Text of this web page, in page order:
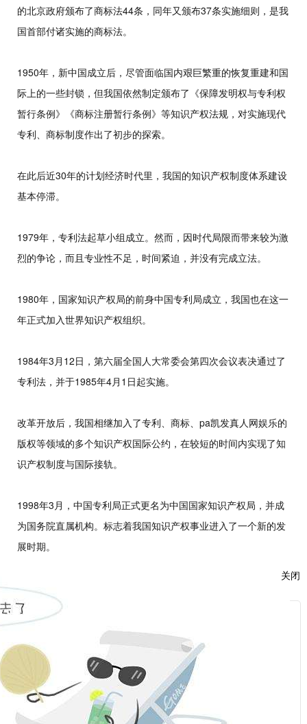
的北京政府颁布了商标法44条，同年又颁布37条实施细则，是我
国首部付诸实施的商标法。
1950年，新中国成立后，尽管面临国内艰巨繁重的恢复重建和国
际上的一些封锁，但我国依然制定颁布了《保障发明权与专利权
暂行条例》《商标注册暂行条例》等知识产权法规，对实施现代
专利、商标制度作出了初步的探索。
在此后近30年的计划经济时代里，我国的知识产权制度体系建设
基本停滞。
1979年，专利法起草小组成立。然而，因时代局限而带来较为激
烈的争论，而且专业性不足，时间紧迫，并没有完成立法。
1980年，国家知识产权局的前身中国专利局成立，我国也在这一
年正式加入世界知识产权组织。
1984年3月12日，第六届全国人大常委会第四次会议表决通过了
专利法，并于1985年4月1日起实施。
改革开放后，我国相继加入了专利、商标、pa凯发真人网娱乐的
版权等领域的多个知识产权国际公约，在较短的时间内实现了知
识产权制度与国际接轨。
1998年3月，中国专利局正式更名为中国国家知识产权局，并成
为国务院直属机构。标志着我国知识产权事业进入了一个新的发
展时期。
2000年前后，为满足世界贸易组织关于《与贸易有关的知识产权
协定》的规定，我国又对相关知识产权法律制度进行了修订完
2008年6月5日，伴随着《国家知识产权战略纲要》的出台，我国
将知识产权上升为国家战略。此后，国务院常务会议研究建立了
知识产权战略实施工作部际联席会议制度，批准成立了全国打击
关闭